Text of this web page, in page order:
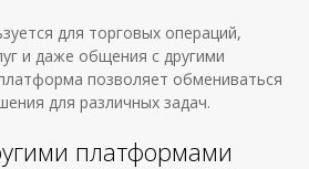
для торговых операций,
и даже общения с другими
позволяет обмениваться
для различных задач.
платформами